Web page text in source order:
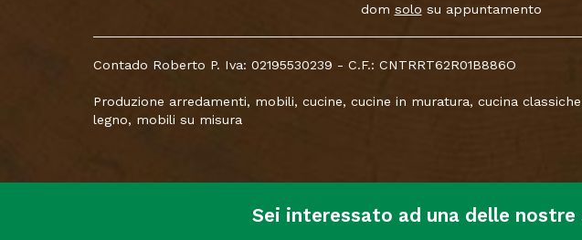
Sei interessato ad una delle
dom solo su appuntamento
Contado Roberto P. Iva: 02195530239 - C.F.: CNTRRT62R01B886O
Produzione arredamenti, mobili, cucine, cucine in muratura, cucina
legno, mobili su misura